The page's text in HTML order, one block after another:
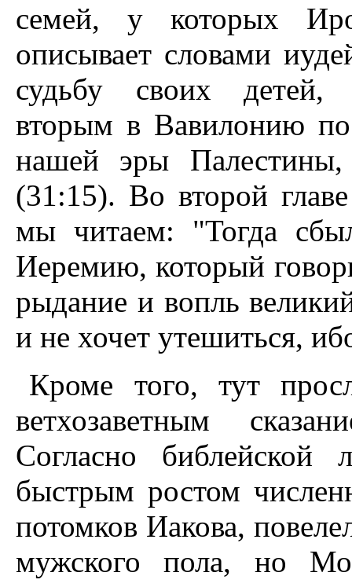
семей, у которых
описывает словами
судьбу своих детей,
вторым в Вавилонию
нашей эры
(31:15). Во второй
мы читаем: "Тогда
Иеремию, который
рыдание и вопль
и не хочет утешиться,
Кроме того, тут
ветхозаветным
Согласно библейской
быстрым ростом
потомков Иакова,
мужского пола, но